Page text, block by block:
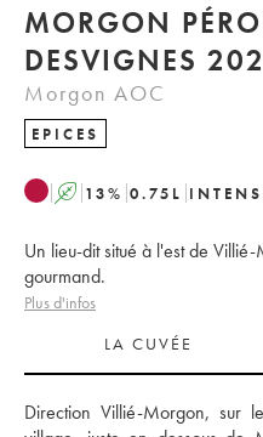
MORGON
Morgon AOC
EPICES
A 13% 0.75 L
Un lieu-dit situé à l'est de
gourmand.
Plus d'infos
LA CUVÉE
Direction Villié-Morgon, sur